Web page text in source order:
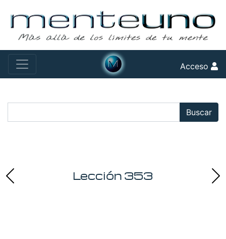
Acceso
Buscar
Lección 353